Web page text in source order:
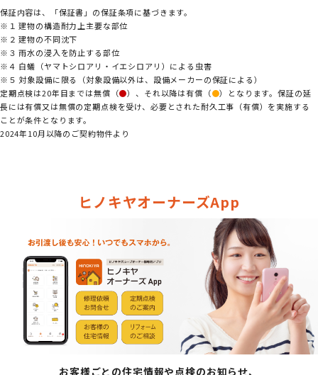
保証内容は、「保証書」の保証条項に基づきます。
※１ 建物の構造耐力上主要な部位
※２ 建物の不同沈下
※３ 雨水の浸入を防止する部位
※４ 白蟻（ヤマトシロアリ・イエシロアリ）による虫害
※５ 対象設備に限る（対象設備以外は、設備メーカーの保証による）
定期点検は20年目までは無償（●）、それ以降は有償（●）となります。保証の延
長には有償又は無償の定期点検を受け、必要とされた耐久工事（有償）を実施する
ことが条件となります。
2024年10月以降のご契約物件より
ヒノキヤオーナーズApp
お客様ごとの住宅情報や点検のお知らせ、